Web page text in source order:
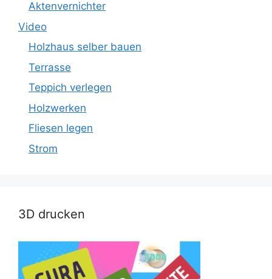
Aktenvernichter
Video
Holzhaus selber bauen
Terrasse
Teppich verlegen
Holzwerken
Fliesen legen
Strom
3D drucken